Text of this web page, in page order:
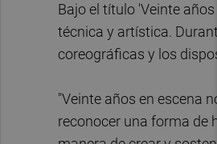
Bajo el título 'Veinte
técnica y artística.
coreográficas y los
"Veinte años en escena
reconocer una forma de